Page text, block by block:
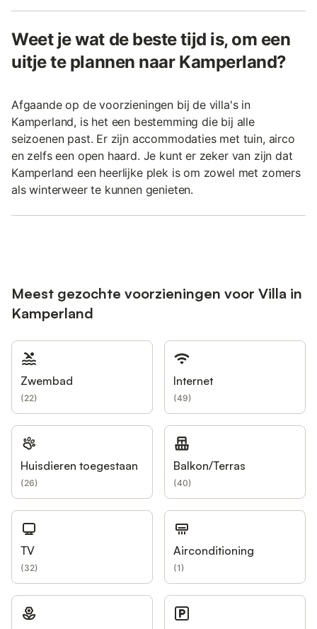
Weet je wat de beste tijd is, om een
uitje te plannen naar Kamperland?
Afgaande op de voorzieningen bij de villa's in
Kamperland, is het een bestemming die bij alle
seizoenen past. Er zijn accommodaties met tuin, airco
en zelfs een open haard. Je kunt er zeker van zijn dat
Kamperland een heerlijke plek is om zowel met zomers
als winterweer te kunnen genieten.
Meest gezochte voorzieningen voor Villa in
Kamperland
Zwembad
(22)
Internet
(49)
Huisdieren toegestaan
(26)
Balkon/Terras
(40)
TV
(32)
Airconditioning
(1)